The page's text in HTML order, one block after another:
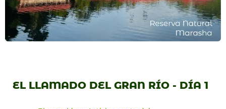
EL LLAMADO DEL GRAN RÍO - DÍA 1